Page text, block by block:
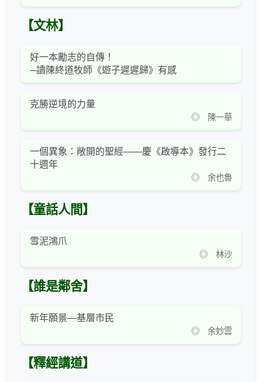
【文林】
好一本勵志的自傳！
─讀陳終道牧師《遊子遲遲歸》有感
克勝逆境的力量
◎ 陳一華
一個異象：敞開的聖經——慶《啟導本》發行二
十週年
◎ 余也魯
【童話人間】
雪泥鴻爪
◎ 林沙
【誰是鄰舍】
新年願景—基層市民
◎ 余妙雲
【釋經講道】